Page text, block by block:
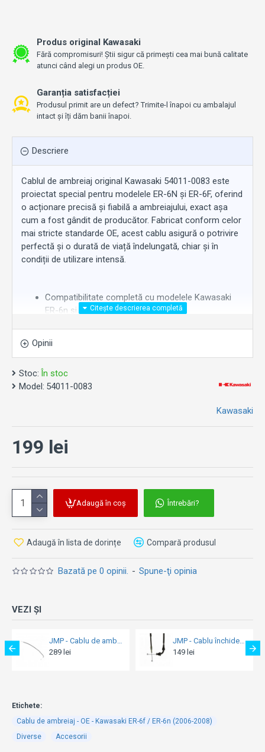
Garanția satisfacției
Produsul primit are un defect? Trimite-l înapoi cu ambalajul
intact și îți dăm banii înapoi.
Produs original Kawasaki
Fără compromisuri! Știi sigur că primești cea mai bună calitate
atunci când alegi un produs OE.
Descriere
Cablul de ambreiaj original Kawasaki 54011-0083 este
proiectat special pentru modelele ER-6N și ER-6F, oferind
o acționare precisă și fiabilă a ambreiajului, exact așa
cum a fost gândit de producător. Fabricat conform celor
mai stricte standarde OE, acest cablu asigură o potrivire
perfectă și o durată de viață îndelungată, chiar și în
condiții de utilizare intensă.
Compatibilitate completă cu modelele Kawasaki
ER-6n și ER-6f
Funcționare lină, fără frecări sau blocaje
OE Kawasaki readuce senzația inițială de control și
confort la maneta de ambreiaj.
Se potrivește la:
Kawasaki ER-6f (2006–2008)
Kawasaki ER-6n ABS (2006–2008)
Opinii
Stoc: În stoc
Model: 54011-0083
Kawasaki
Bazată pe 0 opinii. - Spune-ţi opinia
199 lei
Adaugă în coș Întrebări?
Adaugă în lista de dorințe Compară produsul
VEZI ȘI
JMP - Cablu de ambreiaj Yamaha YZF-R 125 (2019-2026)
149 lei
JMP - Cablu deschidere accelerație - Suzuki GSF 600 Bandit (1995-1999)
149 lei
Etichete:
Cablu de ambreiaj - OE - Kawasaki ER-6f / ER-6n (2006-2008)
Diverse
Accesorii